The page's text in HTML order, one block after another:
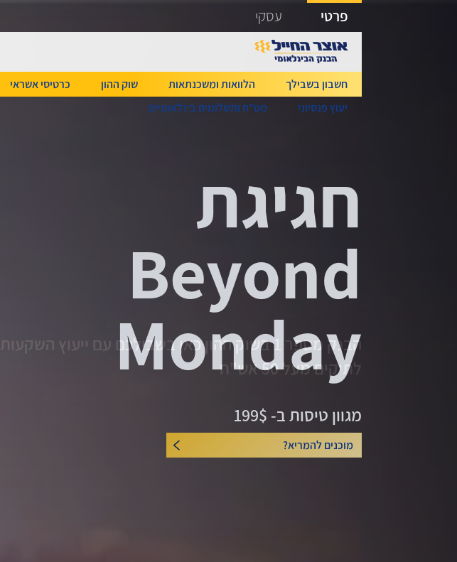
גישה ישירה לכפתור כניסה לחשבונך
פרטי עסקי
חשבון בשבילך הלוואות ומשכנתאות שוק ההון כרטיסי אשראי
יעוץ פנסיוני
מט"ח ותשלומים בינלאומיים
מגוון טיסות ב- 199$
המצב מעלה
שאלות?
הבנק מספר 1 בשוק ההון כאן בשבילכם עם ייעוץ השקעות
לתיקים מעל 50 אש"ח